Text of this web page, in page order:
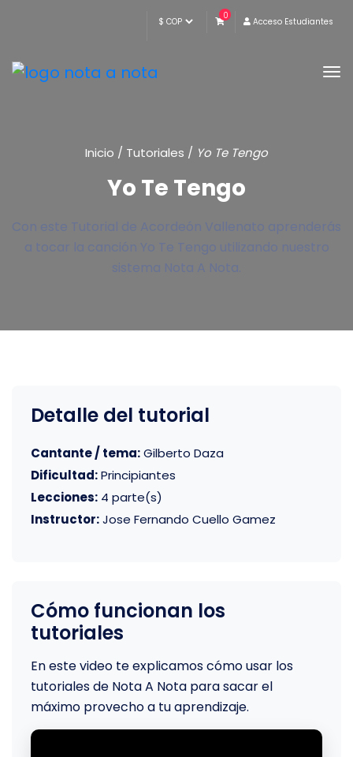
0
Acceso Estudiantes
Inicio / Tutoriales / Yo Te Tengo
Yo Te Tengo
Con este Tutorial de Acordeón Vallenato aprenderás
a tocar la canción Yo Te Tengo utilizando nuestro
sistema Nota A Nota.
Detalle del tutorial
Cantante / tema:Gilberto Daza
Dificultad:Principiantes
Lecciones: 4 parte(s)
Instructor:Jose Fernando Cuello Gamez
Cómo funcionan los
tutoriales
En este video te explicamos cómo usar los
tutoriales de Nota A Nota para sacar el
máximo provecho a tu aprendizaje.